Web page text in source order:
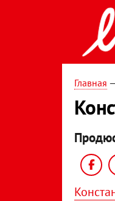
Главная